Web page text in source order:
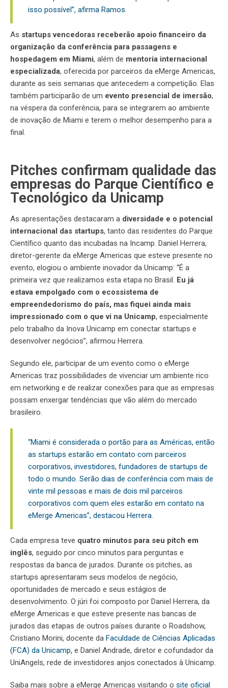
isso possível”, afirma Ramos.
As startups vencedoras receberão apoio financeiro da
organização da conferência para passagens e
hospedagem em Miami, além de mentoria internacional
especializada, oferecida por parceiros da eMerge Americas,
durante as seis semanas que antecedem a competição. Elas
também participarão de um evento presencial de imersão,
na véspera da conferência, para se integrarem ao ambiente
de inovação de Miami e terem o melhor desempenho para a
final.
Pitches confirmam qualidade das
empresas do Parque Científico e
Tecnológico da Unicamp
As apresentações destacaram a diversidade e o potencial
internacional das startups, tanto das residentes do Parque
Científico quanto das incubadas na Incamp. Daniel Herrera,
diretor-gerente da eMerge Americas que esteve presente no
evento, elogiou o ambiente inovador da Unicamp: “É a
primeira vez que realizamos esta etapa no Brasil. Eu já
estava empolgado com o ecossistema de
empreendedorismo do país, mas fiquei ainda mais
impressionado com o que vi na Unicamp, especialmente
pelo trabalho da Inova Unicamp em conectar startups e
desenvolver negócios”, afirmou Herrera.
Segundo ele, participar de um evento como o eMerge
Americas traz possibilidades de vivenciar um ambiente rico
em networking e de realizar conexões para que as empresas
possam enxergar tendências que vão além do mercado
brasileiro.
“Miami é considerada o portão para as Américas, então
as startups estarão em contato com parceiros
corporativos, investidores, fundadores de startups de
todo o mundo. Serão dias de conferência com mais de
vinte mil pessoas e mais de dois mil parceiros
corporativos com quem eles estarão em contato na
eMerge Americas”, destacou Herrera.
Cada empresa teve quatro minutos para seu pitch em
inglês, seguido por cinco minutos para perguntas e
respostas da banca de jurados. Durante os pitches, as
startups apresentaram seus modelos de negócio,
oportunidades de mercado e seus estágios de
desenvolvimento. O júri foi composto por Daniel Herrera, da
eMerge Americas e que esteve presente nas bancas de
jurados das etapas de outros países durante o Roadshow,
Cristiano Morini, docente da Faculdade de Ciências Aplicadas
(FCA) da Unicamp, e Daniel Andrade, diretor e cofundador da
UniAngels, rede de investidores anjos conectados à Unicamp.
Saiba mais sobre a eMerge Americas visitando o site oficial